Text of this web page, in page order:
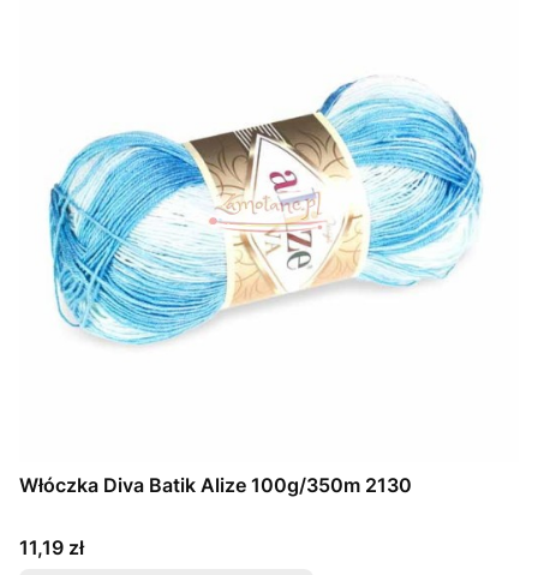
Włóczka Diva Batik Alize 100g/350m 2130
Cena
11,19 zł